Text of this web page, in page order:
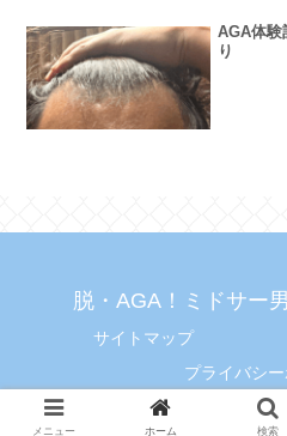
AGA体験
り
脱・AGA！ミドサー
サイトマップ
プライバシ
© 2021 脱・AGA！ミドサ
メニュー ホーム 検索